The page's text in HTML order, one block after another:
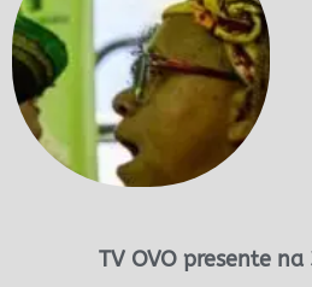
TV OVO presente